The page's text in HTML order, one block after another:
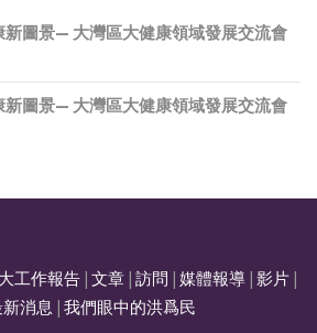
圖景— 大灣區大健康領域發展交流會
圖景— 大灣區大健康領域發展交流會
工作報告 文章 訪問 媒體報導 影片
消息 我們眼中的洪爲民